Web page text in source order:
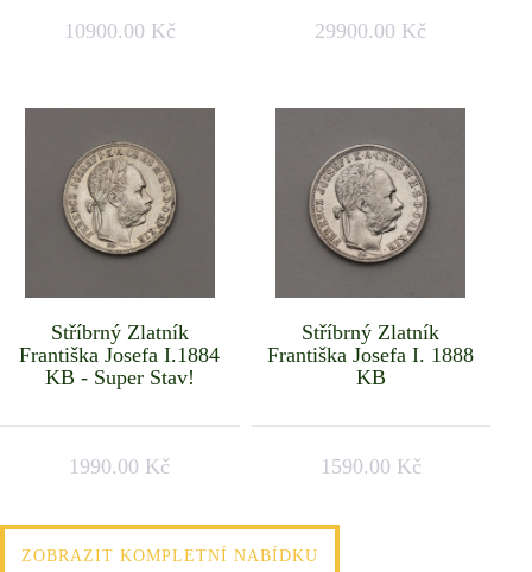
10900.00 Kč 29900.00 Kč
Stříbrný Zlatník
Františka Josefa I.1884
KB - Super Stav!
1990.00 Kč
Stříbrný Zlatník
Františka Josefa I. 1888
KB
1590.00 Kč
ZOBRAZIT KOMPLETNÍ NABÍDKU